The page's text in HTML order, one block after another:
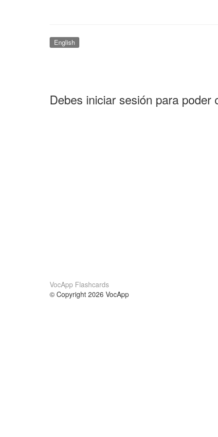
English
Debes iniciar sesión para poder
VocApp Flashcards
© Copyright 2026 VocApp